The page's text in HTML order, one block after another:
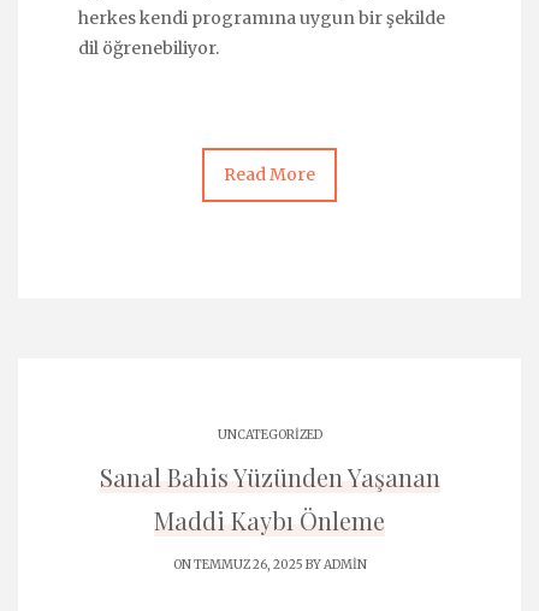
herkes kendi programına uygun bir şekilde
dil öğrenebiliyor.
Read More
UNCATEGORIZED
Sanal Bahis Yüzünden Yaşanan
Maddi Kaybı Önleme
ON TEMMUZ 26, 2025 BYADMIN